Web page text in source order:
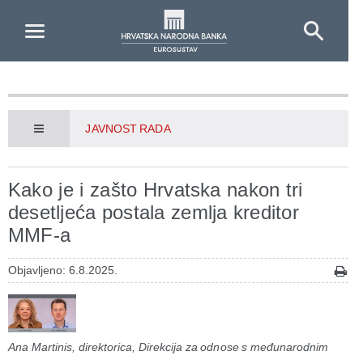
JAVNOST RADA
Kako je i zašto Hrvatska nakon tri
desetljeća postala zemlja kreditor
MMF-a
Objavljeno: 6.8.2025.
Ana Martinis, direktorica, Direkcija za odnose s međunarodnim